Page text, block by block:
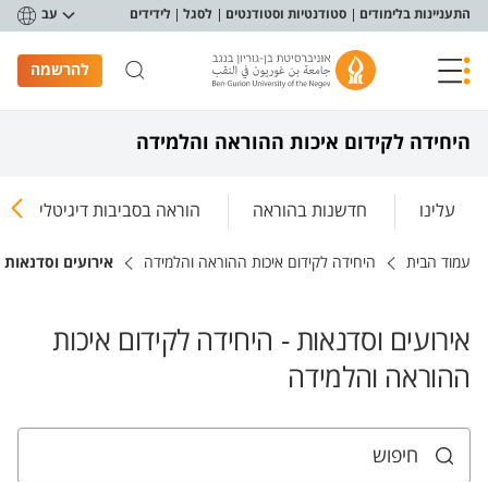
תפריט נגישות
התעניינות בלימודים סטודנטיות וסטודנטים לסגל לידידים עב
להרשמה
היחידה לקידום איכות ההוראה והלמידה
עלינו חדשנות בהוראה הוראה בסביבות דיגיטליות
עמוד הבית היחידה לקידום איכות ההוראה והלמידה אירועים
אירועים וסדנאות - היחידה לקידום איכות
ההוראה והלמידה